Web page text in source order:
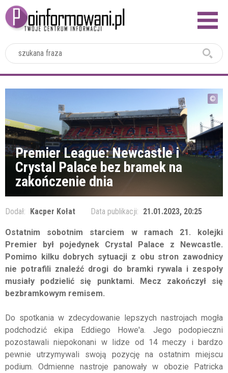
Premier League: Newcastle i
Crystal Palace bez bramek na
zakończenie dnia
Dodał: Kacper Kołat Data publikacji: 21.01.2023, 20:25
Ostatnim sobotnim starciem w ramach 21. kolejki
Premier był pojedynek Crystal Palace z Newcastle.
Pomimo kilku dobrych sytuacji z obu stron zawodnicy
nie potrafili znaleźć drogi do bramki rywala i zespoły
musiały podzielić się punktami. Mecz zakończył się
bezbramkowym remisem.
Do spotkania w zdecydowanie lepszych nastrojach mogła
podchodzić ekipa Eddiego Howe'a. Jego podopieczni
pozostawali niepokonani w lidze od 14 meczy i bardzo
pewnie utrzymywali swoją pozycję na ostatnim miejscu
podium. Odmienne nastroje panowały w obozie Patricka